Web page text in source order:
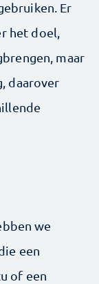
Er
het doel,
maar
daarover
we
een
of een